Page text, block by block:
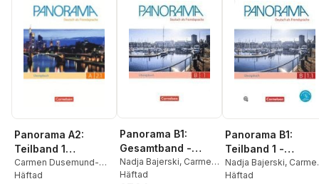
Panorama A2:
Teilband 1
Übungsbuch mit
DaF-Audio
Carmen Dusemund-
Brackhahn
Häftad
Panorama B1:
Gesamtband -
Übungsbuch DaF
mit Audio-CDs
Nadja Bajerski, Carmen
Dusemund-Brackhahn
Häftad
Panorama B1:
Teilband 1 -
Übungsbuch DaF
mit Audio-CD
Nadja Bajerski,
Dusemund-Brackhahn
Häftad